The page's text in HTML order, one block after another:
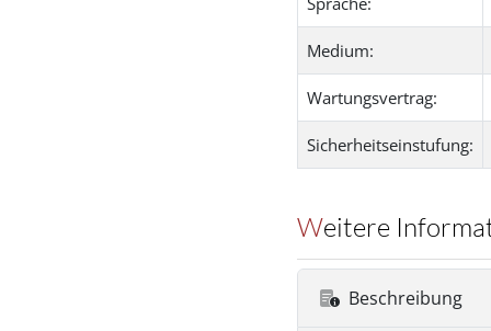
Medium:
Wartungsvertrag:
Sicherheitseinstufung:
Weitere
Beschreibung